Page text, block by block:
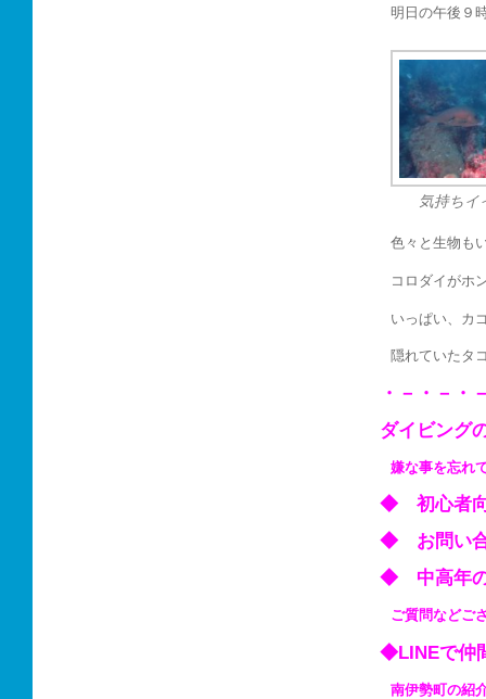
明日の午後９
気持ちイ
色々と生物も
コロダイがホ
いっぱい、カ
隠れていたタ
・－・－・
ダイビング
嫌な事を忘れ
◆ 初心
◆ お問い
◆ 中高
ご質問などご
◆LINEで
南伊勢町